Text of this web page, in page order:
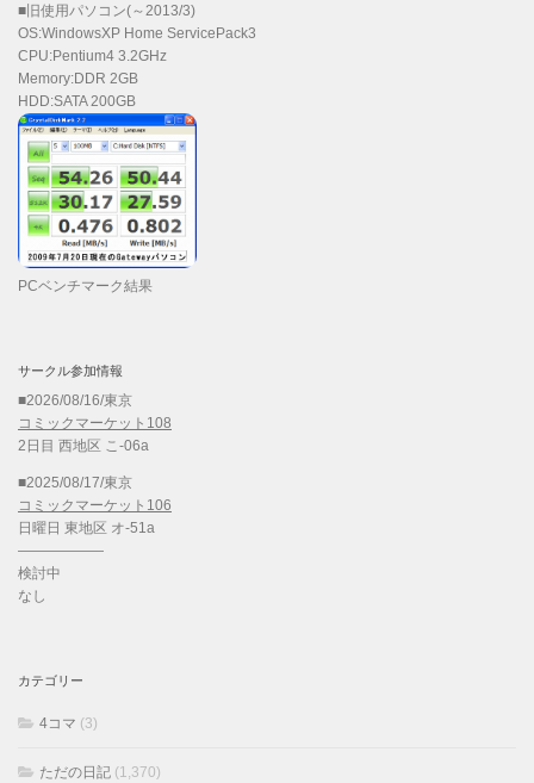
■旧使用パソコン(～2013/3)
OS:WindowsXP Home ServicePack3
CPU:Pentium4 3.2GHz
Memory:DDR 2GB
HDD:SATA 200GB
PCベンチマーク結果
サークル参加情報
■2026/08/16/東京
コミックマーケット108
2日目 西地区 こ-06a
■2025/08/17/東京
コミックマーケット106
日曜日 東地区 オ-51a
——————
検討中
なし
カテゴリー
4コマ (3)
ただの日記 (1,370)